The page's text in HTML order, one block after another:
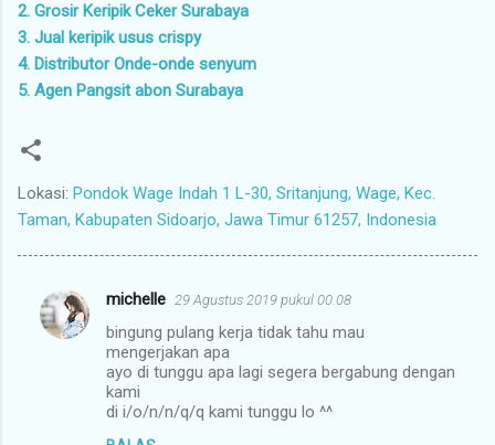
2. Grosir Keripik Ceker Surabaya
3. Jual keripik usus crispy
4. Distributor Onde-onde senyum
5. Agen Pangsit abon Surabaya
Lokasi: Pondok Wage Indah 1 L-30, Sritanjung, Wage, Kec.
Taman, Kabupaten Sidoarjo, Jawa Timur 61257, Indonesia
K
michelle 29 Agustus 2019 pukul 00.08
bingung pulang kerja tidak tahu mau
mengerjakan apa
ayo di tunggu apa lagi segera bergabung dengan
kami
di i/o/n/n/q/q kami tunggu lo ^^